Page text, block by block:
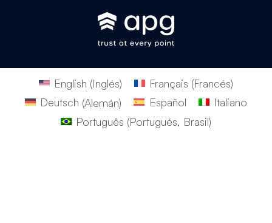
English (Inglés) Français (Francés)
Deutsch (Alemán) Español
Italiano
Português (Portugués, Brasil)